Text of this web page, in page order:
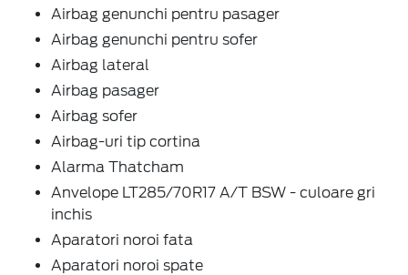
Airbag genunchi pentru pasager
Airbag genunchi pentru sofer
Airbag lateral
Airbag pasager
Airbag sofer
Airbag-uri tip cortina
Alarma Thatcham
Anvelope LT285/70R17 A/T BSW - culoare gri
inchis
Aparatori noroi fata
Aparatori noroi spate